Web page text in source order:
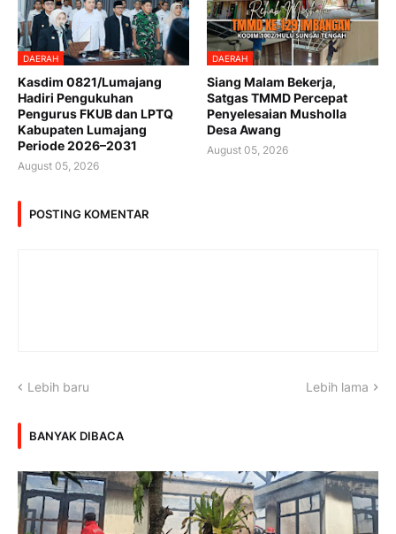
DAERAH
Kasdim 0821/Lumajang
Hadiri Pengukuhan
Pengurus FKUB dan LPTQ
Kabupaten Lumajang
Periode 2026–2031
August 05, 2026
DAERAH
Siang Malam Bekerja,
Satgas TMMD Percepat
Penyelesaian Musholla
Desa Awang
August 05, 2026
POSTING KOMENTAR
Lebih baru Lebih lama
BANYAK DIBACA